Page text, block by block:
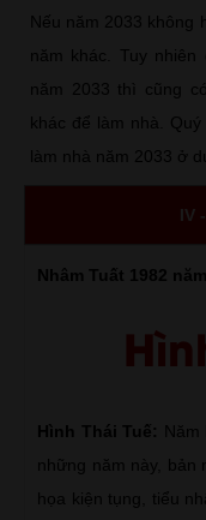
Nếu năm 2033 không
năm khác. Tuy nhiên
năm 2033 thì cũng
khác để làm nhà.
làm nhà năm 2033 ở
IV
Nhâm Tuất 1982
Hình Thái Tuế:
những năm này, bản
họa kiện tụng, tiểu